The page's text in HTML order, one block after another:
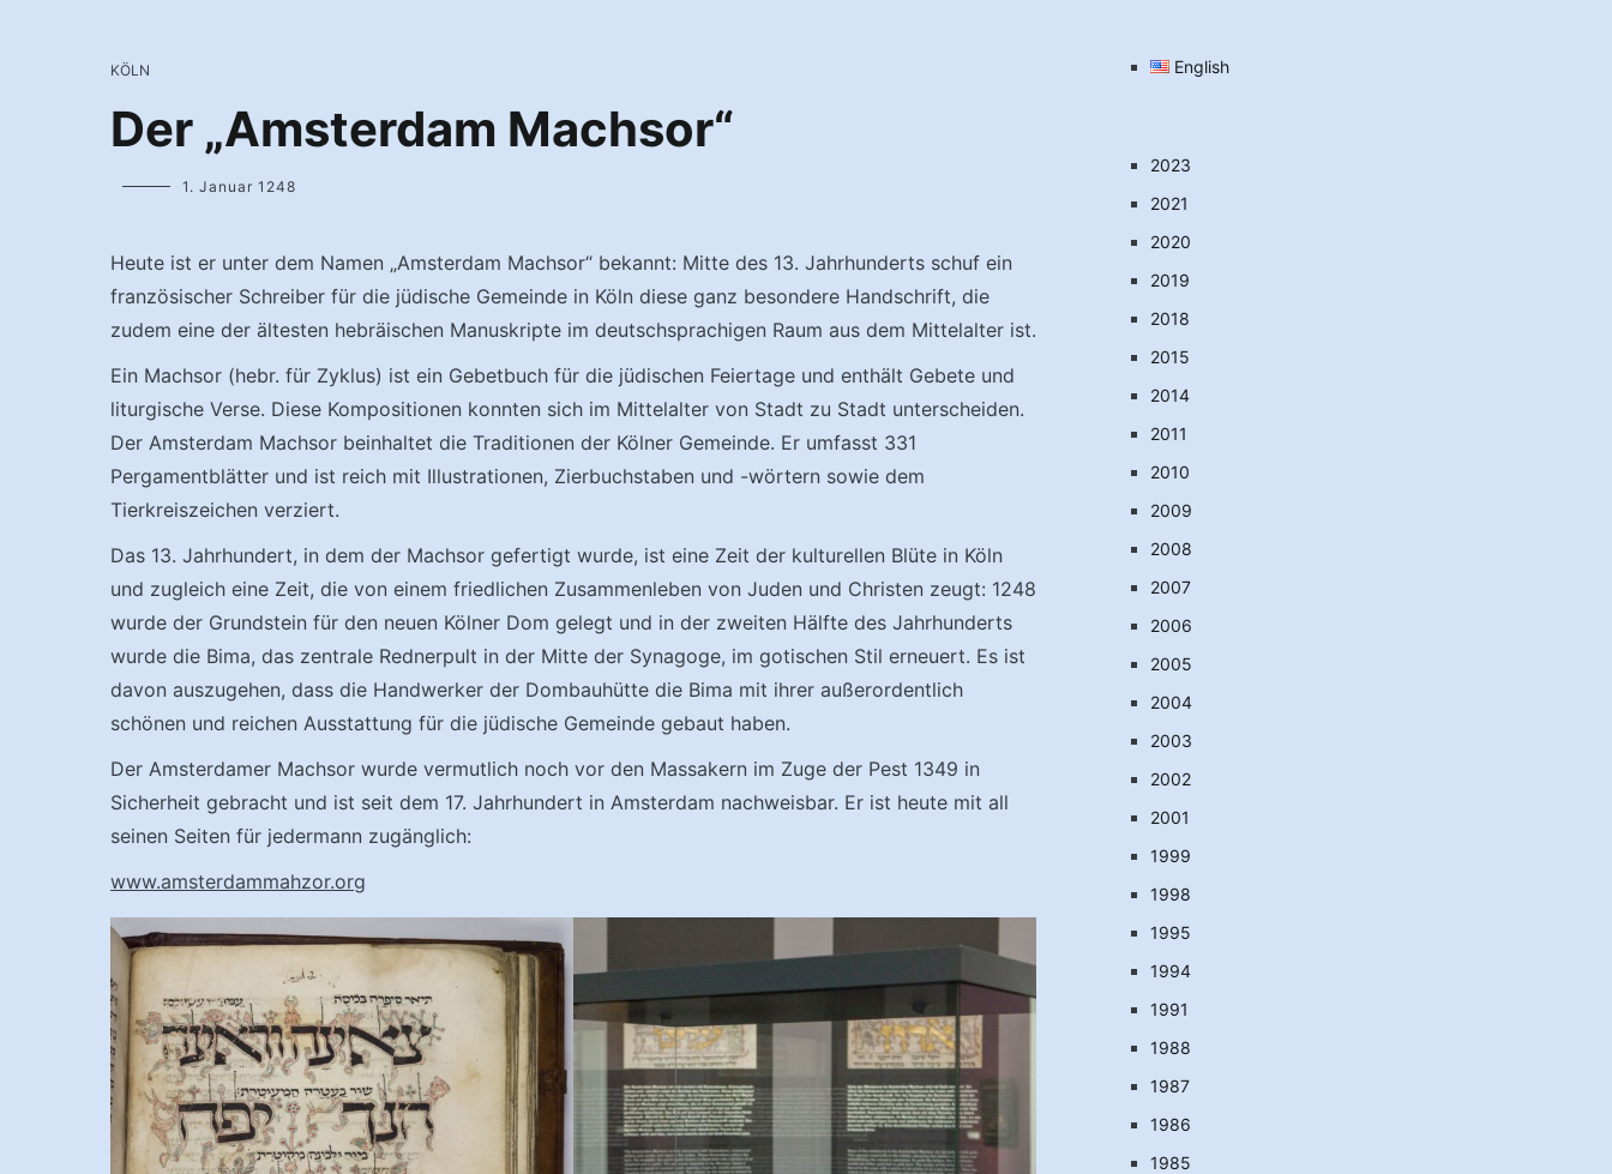
KÖLN
Der „Amsterdam Machsor“
1. Januar 1248
Heute ist er unter dem Namen „Amsterdam Machsor“ bekannt: Mitte des 13. Jahrhunderts schuf ein
französischer Schreiber für die jüdische Gemeinde in Köln diese ganz besondere Handschrift, die
zudem eine der ältesten hebräischen Manuskripte im deutschsprachigen Raum aus dem Mittelalter ist.
Ein Machsor (hebr. für Zyklus) ist ein Gebetbuch für die jüdischen Feiertage und enthält Gebete und
liturgische Verse. Diese Kompositionen konnten sich im Mittelalter von Stadt zu Stadt unterscheiden.
Der Amsterdam Machsor beinhaltet die Traditionen der Kölner Gemeinde. Er umfasst 331
Pergamentblätter und ist reich mit Illustrationen, Zierbuchstaben und -wörtern sowie dem
Tierkreiszeichen verziert.
Das 13. Jahrhundert, in dem der Machsor gefertigt wurde, ist eine Zeit der kulturellen Blüte in Köln
und zugleich eine Zeit, die von einem friedlichen Zusammenleben von Juden und Christen zeugt: 1248
wurde der Grundstein für den neuen Kölner Dom gelegt und in der zweiten Hälfte des Jahrhunderts
wurde die Bima, das zentrale Rednerpult in der Mitte der Synagoge, im gotischen Stil erneuert. Es ist
davon auszugehen, dass die Handwerker der Dombauhütte die Bima mit ihrer außerordentlich
schönen und reichen Ausstattung für die jüdische Gemeinde gebaut haben.
Der Amsterdamer Machsor wurde vermutlich noch vor den Massakern im Zuge der Pest 1349 in
Sicherheit gebracht und ist seit dem 17. Jahrhundert in Amsterdam nachweisbar. Er ist heute mit all
seinen Seiten für jedermann zugänglich:
www.amsterdammahzor.org
English
2023
2021
2020
2019
2018
2015
2014
2011
2010
2009
2008
2007
2006
2005
2004
2003
2002
2001
1999
1998
1995
1994
1991
1988
1987
1986
1985